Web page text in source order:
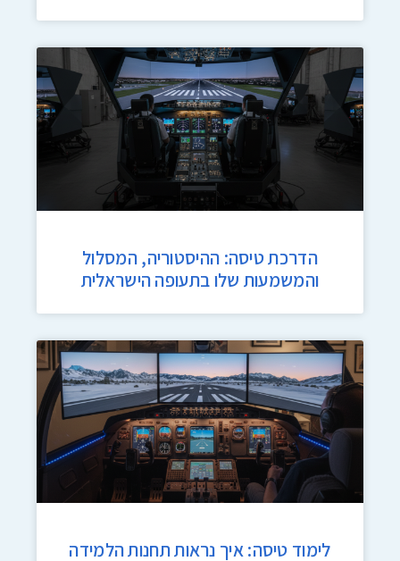
הדרכת טיסה: ההיסטוריה, המסלול
והמשמעות שלו בתעופה הישראלית
לימוד טיסה: איך נראות תחנות הלמידה